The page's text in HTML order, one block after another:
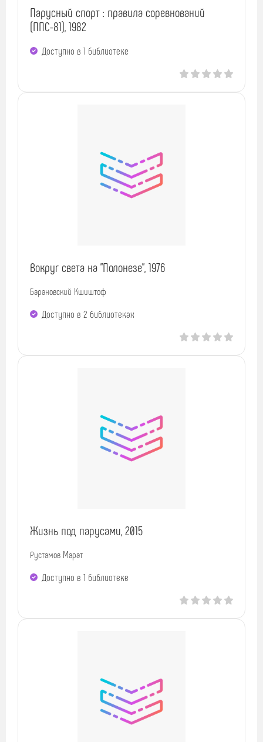
Парусный спорт : правила соревнований
(ППС-81), 1982
Доступно в 1 библиотекe
Вокруг света на "Полонезе", 1976
Барановский Кшиштоф
Доступно в 2 библиотеках
Жизнь под парусами, 2015
Рустамов Марат
Доступно в 1 библиотекe